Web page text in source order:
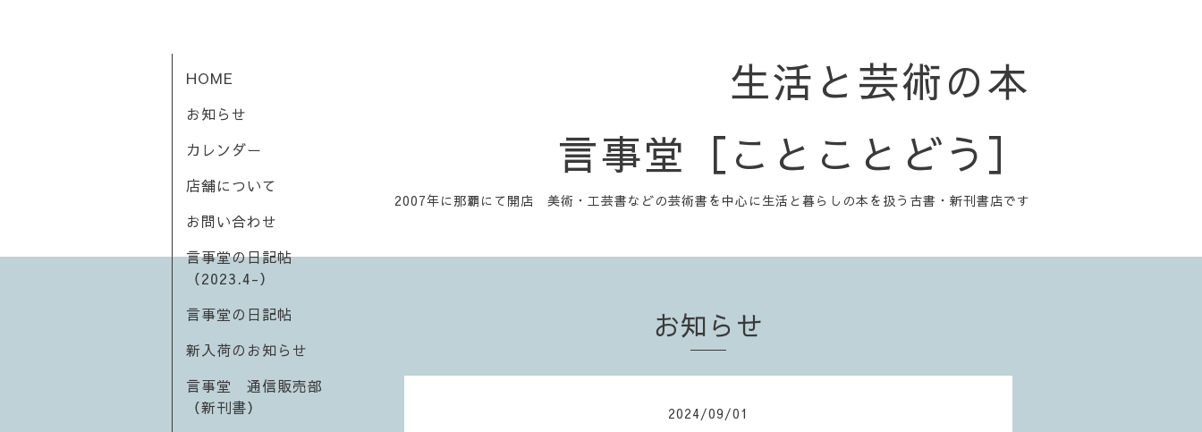
生活と芸術の本
言事堂［ことことどう］
2007年に那覇にて開店 美術・工芸書などの芸術書を中心に生活と暮らしの本を扱う古書・新刊書店です
HOME
お知らせ
カレンダー
店舗について
お問い合わせ
言事堂の日記帖
（2023.4-）
言事堂の日記帖
新入荷のお知らせ
言事堂 通信販売部
（新刊書）
お知らせ
2024/09/01